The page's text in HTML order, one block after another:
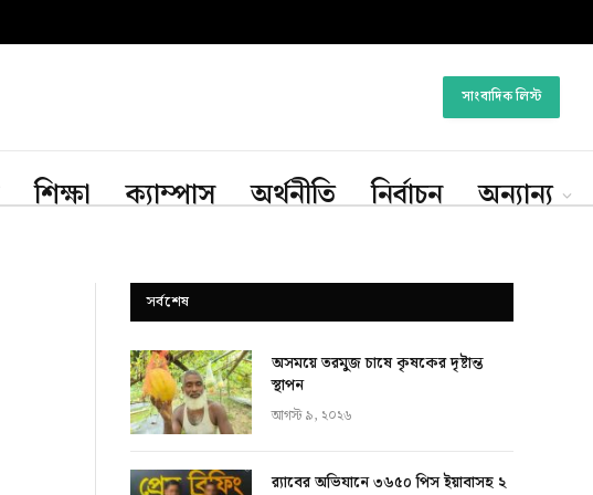
সাংবাদিক লিস্ট
শিক্ষা ক্যাম্পাস অর্থনীতি নির্বাচন অন্যান্য
সর্বশেষ
অসময়ে তরমুজ চাষে কৃষকের দৃষ্টান্ত
স্থাপন
আগস্ট ৯, ২০২৬
র‍্যাবের অভিযানে ৩৬৫০ পিস ইয়াবাসহ ২